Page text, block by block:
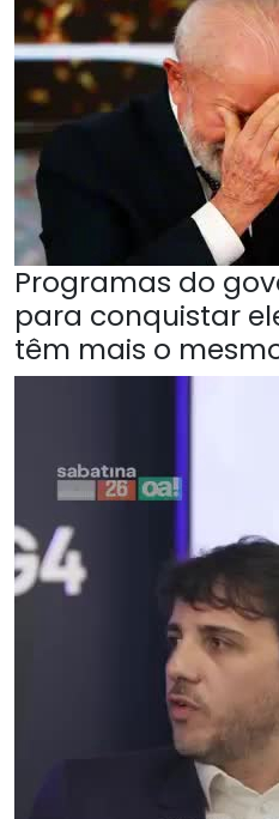
Programas do
para conquistar
têm mais o